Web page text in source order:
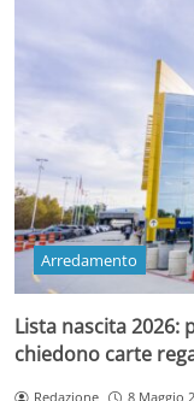
Arredamento
Lista nascita
chiedono carte
Redazione 8 Maggio